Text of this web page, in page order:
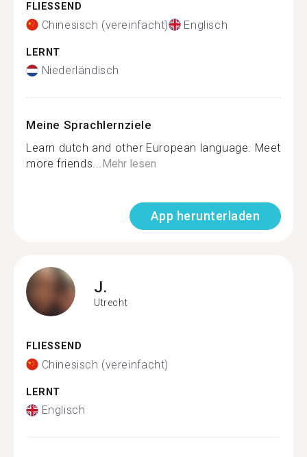
FLIESSEND
Chinesisch (vereinfacht) Englisch
LERNT
Niederländisch
Meine Sprachlernziele
Learn dutch and other European language. Meet
more friends...Mehr lesen
App herunterladen
J.
Utrecht
FLIESSEND
Chinesisch (vereinfacht)
LERNT
Englisch